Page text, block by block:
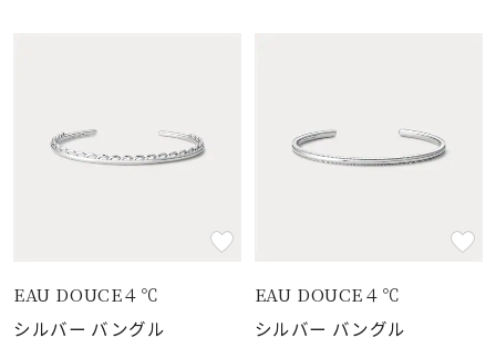
着用シーン
レディース
リングサイズ
EAU DOUCE４℃
シルバー バングル
EAU DOUCE４℃
シルバー バングル